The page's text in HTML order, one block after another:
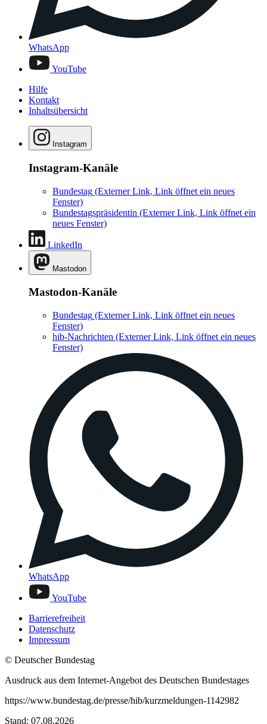
WhatsApp
YouTube
Hilfe
Kontakt
Inhaltsübersicht
Instagram
Instagram-Kanäle
Bundestag (Externer Link, Link öffnet ein neues
Fenster)
Bundestagspräsidentin (Externer Link, Link öffnet ein
neues Fenster)
LinkedIn
Mastodon
Mastodon-Kanäle
Bundestag (Externer Link, Link öffnet ein neues
Fenster)
hib-Nachrichten (Externer Link, Link öffnet ein neues
Fenster)
WhatsApp
YouTube
Barrierefreiheit
Datenschutz
Impressum
© Deutscher Bundestag
Ausdruck aus dem Internet-Angebot des Deutschen Bundestages
https://www.bundestag.de/presse/hib/kurzmeldungen-1142982
Stand: 07.08.2026